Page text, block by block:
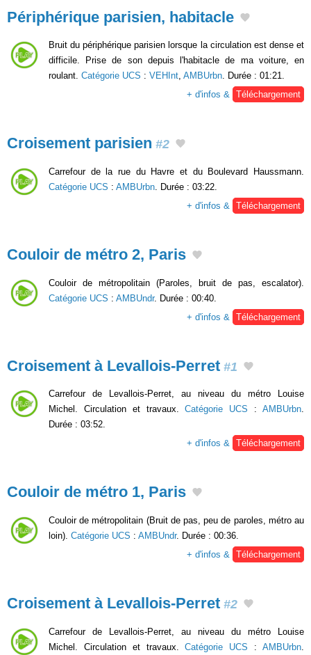
Périphérique parisien, habitacle
Bruit du périphérique parisien lorsque la circulation est dense et
difficile. Prise de son depuis l'habitacle de ma voiture, en
roulant. Catégorie UCS : VEHInt, AMBUrbn. Durée : 01:21.
+ d'infos & Téléchargement
Croisement parisien #2
Carrefour de la rue du Havre et du Boulevard Haussmann.
Catégorie UCS : AMBUrbn. Durée : 03:22.
+ d'infos & Téléchargement
Couloir de métro 2, Paris
Couloir de métropolitain (Paroles, bruit de pas, escalator).
Catégorie UCS : AMBUndr. Durée : 00:40.
+ d'infos &
Téléchargement
Croisement à Levallois-Perret #1
Carrefour de Levallois-Perret, au niveau du métro Louise
Michel. Circulation et travaux.Catégorie UCS :AMBUrbn.
Durée : 03:52.
+ d'infos & Téléchargement
Couloir de métro 1, Paris
Couloir de métropolitain (Bruit de pas, peu de paroles, métro au
loin). Catégorie UCS : AMBUndr. Durée : 00:36.
+ d'infos & Téléchargement
Croisement à Levallois-Perret #2
Carrefour de Levallois-Perret, au niveau du métro Louise
Michel. Circulation et travaux.Catégorie UCS :AMBUrbn